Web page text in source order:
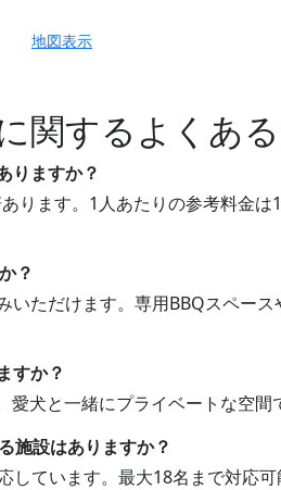
地図表示
関するよくあ
りますか？
ります。1人あたりの参考料金
？
ただけます。専用BBQスペー
すか？
犬と一緒にプライベートな空間
施設はありますか？
ています。最大18名まで対応